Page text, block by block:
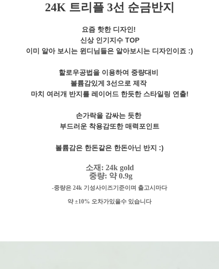
24K 트리플 3선 순금반지
요즘 핫한 디자인!
신상 인기지수 TOP
이미 알아 보시는 윈디님들은 알아보시는 디자인이죠 :)
할로우공법을 이용하여 중량대비
볼륨감있게 3선으로 제작
마치 여러개 반지를 레이어드 한듯한 스타일링 연출!
손가락을 감싸는 듯한
부드러운 착용감또한 매력포인트
볼륨감은 한돈같은 한돈아닌 반지 :)
소재: 24k gold
중량: 약 0.9g
-중량은 24k 기성사이즈기준이며 출고시마다
약 ±10% 오차가있을수 있습니다